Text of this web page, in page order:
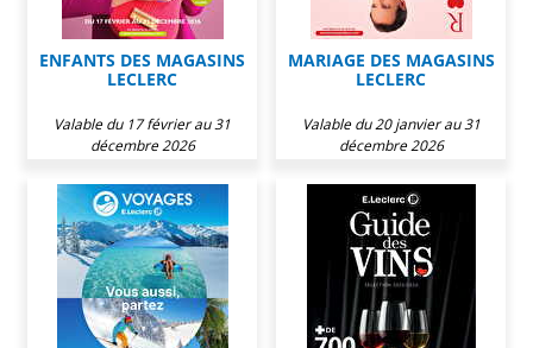
ENFANTS DES MAGASINS
LECLERC
Valable du 17 février au 31
décembre 2026
MARIAGE DES MAGASINS
LECLERC
Valable du 20 janvier au 31
décembre 2026